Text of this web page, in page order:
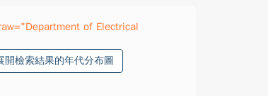
of Electrical
開檢索結果的年代分布圖